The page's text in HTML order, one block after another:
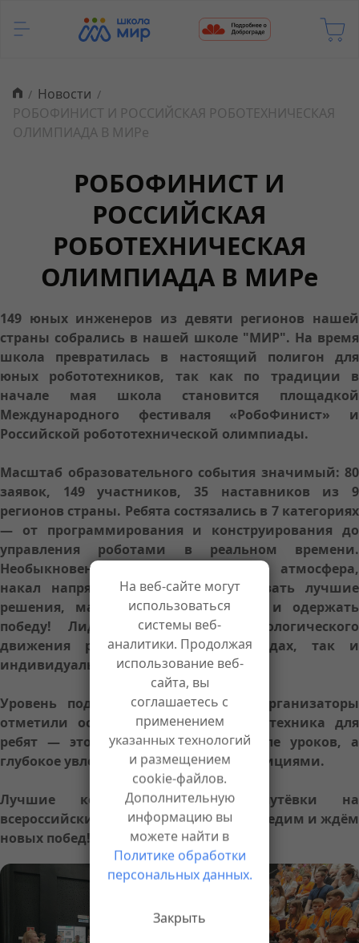
Новости
РОБОФИНИСТ И РОССИЙСКАЯ РОБОТЕХНИЧЕСКАЯ
ОЛИМПИАДА В МИРе
РОБОФИНИСТ И
РОССИЙСКАЯ
РОБОТЕХНИЧЕСКАЯ
ОЛИМПИАДА В МИРе
149 юных инженеров из девяти регионов нашей
страны собрались в нашей школе "МИР". На время
школа превратилась в настоящий полигон для
юных робототехников, так как по традиции в
начале мая школа становится площадкой
Международного фестиваля «РобоФинист» и
Российской робототехнической олимпиады.
Масштаб образовательного события значимый: 80
заявок, 149 участников, 35 наставников из 9
регионов страны. Ребята состязались в 7 категориях
— от программирования и конструирования до
управления роботами в реальном времени.
Необыкновенная интеллектуальная атмосфера,
накал напряжения - желание показать лучшие
решения, максимальный результат и одержать
победу! Лидеры инженерного-технологического
движения работали как в командах, так и
индивидуально.
Уровень подготовки в этом году организаторы
отметили особо: видно, что робототехника для
ребят — это не просто кружок после уроков, а
глубокое увлечение с серьёзными амбициями.
Лучшие команды получили путёвки на
всероссийский этап. Так что болеем, следим и ждём
новых побед!
На веб-сайте могут
использоваться
системы веб-
аналитики. Продолжая
использование веб-
сайта, вы
соглашаетесь с
применением
указанных технологий
и размещением
cookie-файлов.
Дополнительную
информацию вы
можете найти в
Политике обработки
персональных данных.
Закрыть